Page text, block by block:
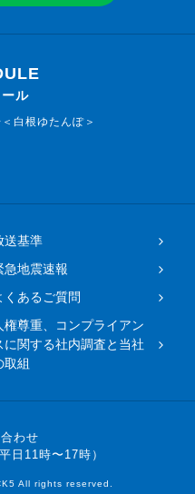
ル
白根ゆたんぽ＞
送基準
急地震速報
くあるご質問
権尊重、コンプライアン
に関する社内調査と当社
取組
わせ
日11時〜17時）
All rights reserved.